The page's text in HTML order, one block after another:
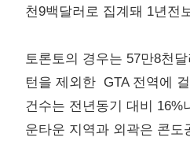
천9백달러로 집계돼 1년전
토론토의 경우는 57만8천
턴을 제외한 GTA 전역에
건수는 전년동기 대비 16%
운타운 지역과 외곽은 콘도